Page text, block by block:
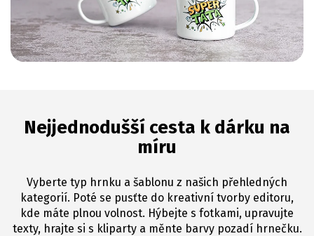
Nejjednodušší cesta k dárku na
míru
Vyberte typ hrnku a šablonu z našich přehledných
kategorií. Poté se pusťte do kreativní tvorby editoru,
kde máte plnou volnost. Hýbejte s fotkami, upravujte
texty, hrajte si s kliparty a měnte barvy pozadí hrnečku.